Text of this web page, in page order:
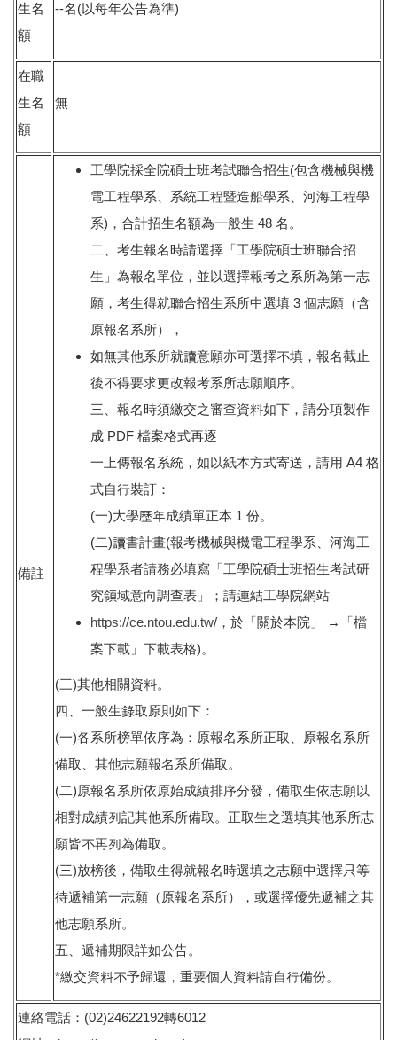
生名
額
--名(以每年公告為準)
在職
生名
額
無
備註
工學院採全院碩士班考試聯合招生(包含機械與機
電工程學系、系統工程暨造船學系、河海工程學
系)，合計招生名額為一般生 48 名。
二、考生報名時請選擇「工學院碩士班聯合招
生」為報名單位，並以選擇報考之系所為第一志
願，考生得就聯合招生系所中選填 3 個志願（含
原報名系所），
如無其他系所就讀意願亦可選擇不填，報名截止
後不得要求更改報考系所志願順序。
三、報名時須繳交之審查資料如下，請分項製作
成 PDF 檔案格式再逐
一上傳報名系統，如以紙本方式寄送，請用 A4 格
式自行裝訂：
(一)大學歷年成績單正本 1 份。
(二)讀書計畫(報考機械與機電工程學系、河海工
程學系者請務必填寫「工學院碩士班招生考試研
究領域意向調查表」；請連結工學院網站
https://ce.ntou.edu.tw/，於「關於本院」 →「檔
案下載」下載表格)。
(三)其他相關資料。
四、一般生錄取原則如下：
(一)各系所榜單依序為：原報名系所正取、原報名系所
備取、其他志願報名系所備取。
(二)原報名系所依原始成績排序分發，備取生依志願以
相對成績列記其他系所備取。正取生之選填其他系所志
願皆不再列為備取。
(三)放榜後，備取生得就報名時選填之志願中選擇只等
待遞補第一志願（原報名系所），或選擇優先遞補之其
他志願系所。
五、遞補期限詳如公告。
*繳交資料不予歸還，重要個人資料請自行備份。
連絡電話：(02)24622192轉6012